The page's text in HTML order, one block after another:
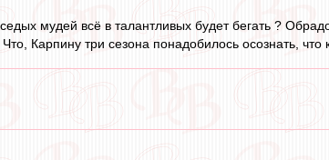
мудей всё в талантливых будет бегать ?
Карпину три сезона понадобилось осознать,